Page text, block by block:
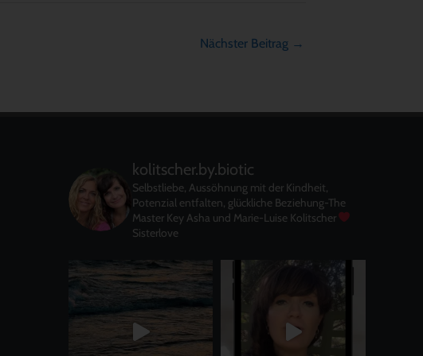
Nächster Beitrag →
kolitscher.by.biotic
Selbstliebe, Aussöhnung mit der Kindheit,
Potenzial entfalten, glückliche Beziehung-The
Master KeyAsha und Marie-Luise Kolitscher
Sisterlove